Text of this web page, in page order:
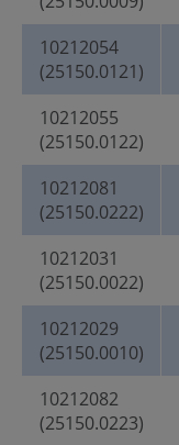
10212054
(25150.0121)
10212055
(25150.0122)
10212081
(25150.0222)
10212031
(25150.0022)
10212029
(25150.0010)
10212082
(25150.0223)